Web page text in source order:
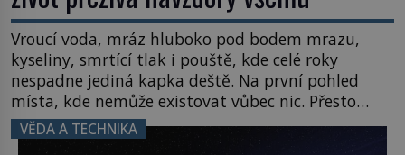
Vroucí voda, mráz hluboko pod bodem mrazu,
kyseliny, smrtící tlak i pouště, kde celé roky
nespadne jediná kapka deště. Na první pohled
místa, kde nemůže existovat vůbec nic. Přesto
právě tady vědci objevují organismy, které
posouvají hranice života. Každý nový nález mění
VĚDA A TECHNIKA